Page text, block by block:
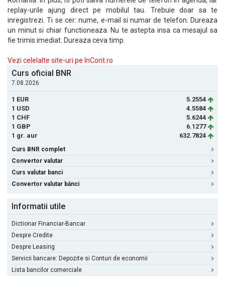
replay-urile ajung direct pe mobilul tau. Trebuie doar sa te
inregistrezi. Ti se cer: nume, e-mail si numar de telefon. Dureaza
un minut si chiar functioneaza. Nu te astepta insa ca mesajul sa
fie trimis imediat. Dureaza ceva timp.
Vezi celelalte site-uri pe InCont.ro
Curs oficial BNR
7.08.2026
1 EUR
5.2554
1 USD
4.5584
1 CHF
5.6244
1 GBP
6.1277
1 gr. aur
632.7824
Curs BNR complet
Convertor valutar
Curs valutar banci
Convertor valutar bănci
Informatii utile
Dictionar Financiar-Bancar
Despre Credite
Despre Leasing
Servicii bancare: Depozite si Conturi de economii
Lista bancilor comerciale